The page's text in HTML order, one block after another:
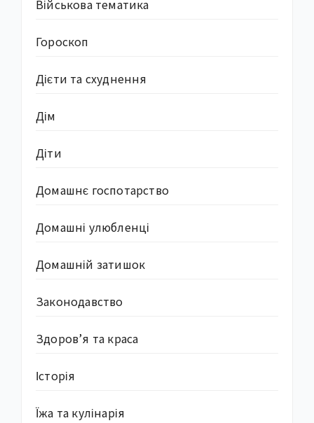
Військова тематика
Гороскоп
Дієти та схуднення
Дім
Діти
Домашнє госпотарство
Домашні улюбленці
Домашній затишок
Законодавство
Здоров’я та краса
Історія
Їжа та кулінарія